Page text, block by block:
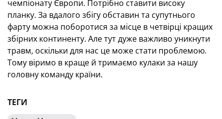
чемпіонату Європи. Потрібно ставити високу
планку. За вдалого збігу обставин та супутнього
фарту можна поборотися за місце в четвірці кращих
збірних континенту. Але тут дуже важливо уникнути
травм, оскільки для нас це може стати проблемою.
Тому віримо в краще й тримаємо кулаки за нашу
головну команду країни.
ТЕГИ